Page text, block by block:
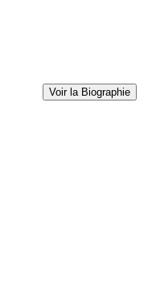
Voir la Biographie